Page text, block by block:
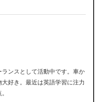
ンスとして活動中です。車か
好き。最近は英語学習に注力